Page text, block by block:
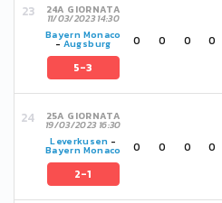
24A GIORNATA
11/03/2023 14:30
Bayern Monaco
-Augsburg
5-3
0 0 0 0
25A GIORNATA
19/03/2023 16:30
Leverkusen -
Bayern Monaco
2-1
0 0 0 0